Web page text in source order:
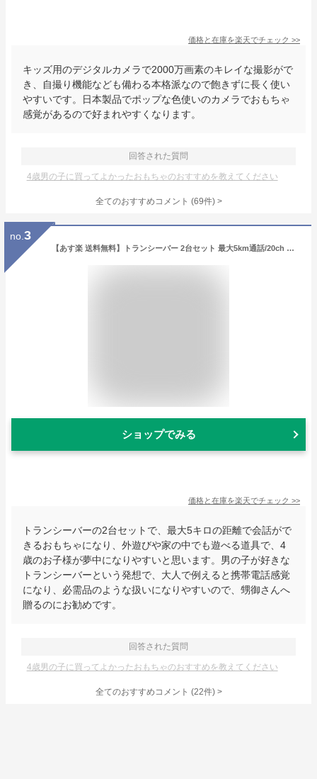
価格と在庫を楽天でチェック >>
キッズ用のデジタルカメラで2000万画素のキレイな撮影がで
き、自撮り機能なども備わる本格派なので飽きずに長く使い
やすいです。日本製品でポップな色使いのカメラでおもちゃ
感覚があるので好まれやすくなります。
回答された質問
4歳男の子に買ってよかったおもちゃのおすすめを教えてください
全てのおすすめコメント (69件) >
no. 3
【あす楽 送料無料】トランシーバー 2台セット 最大5km通話/20ch アウトドア お年玉 ハンディトランシーバー プレゼント 玩具 おもちゃ 小学生 男の子 女の子 3歳 4歳 5歳 クリスマス クリスマスプレゼント
ショップでみる
価格と在庫を楽天でチェック >>
トランシーバーの2台セットで、最大5キロの距離で会話がで
きるおもちゃになり、外遊びや家の中でも遊べる道具で、4
歳のお子様が夢中になりやすいと思います。男の子が好きな
トランシーバーという発想で、大人で例えると携帯電話感覚
になり、必需品のような扱いになりやすいので、甥御さんへ
贈るのにお勧めです。
回答された質問
4歳男の子に買ってよかったおもちゃのおすすめを教えてください
全てのおすすめコメント (22件) >